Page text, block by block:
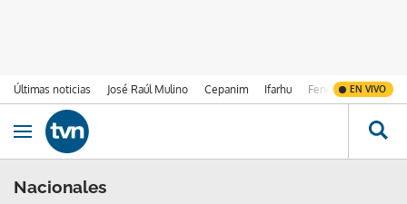
Últimas noticias José Raúl Mulino Cepanim Ifarhu Fenómeno de El
EN VIVO
Ir al contenido
Obrir navegació
Nacionales